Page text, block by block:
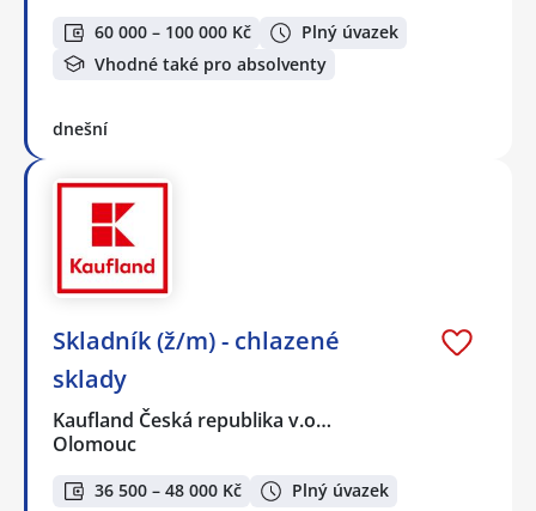
60 000 – 100 000 Kč
Plný úvazek
Vhodné také pro absolventy
dnešní
Skladník (ž/m) - chlazené
sklady
Kaufland Česká republika v.o…
Olomouc
36 500 – 48 000 Kč Plný úvazek